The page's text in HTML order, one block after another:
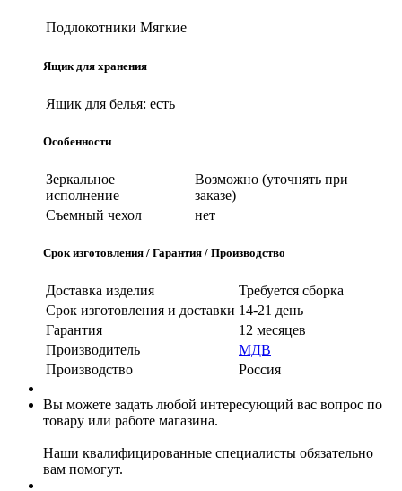
Подлокотники Мягкие
Ящик для хранения
Ящик для белья: есть
Особенности
Зеркальное
исполнение
Возможно (уточнять при
заказе)
Съемный чехол
нет
Срок изготовления / Гарантия / Производство
Доставка изделия
Требуется сборка
Срок изготовления и доставки 14-21 день
Гарантия
12 месяцев
Производитель
МДВ
Производство
Россия
Вы можете задать любой интересующий вас вопрос по
товару или работе магазина.
Наши квалифицированные специалисты обязательно
вам помогут.